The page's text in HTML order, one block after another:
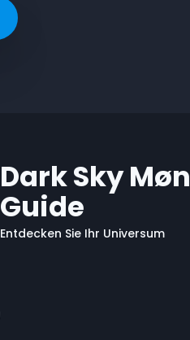
Dark Sky Møn
Guide
Entdecken Sie Ihr Universum